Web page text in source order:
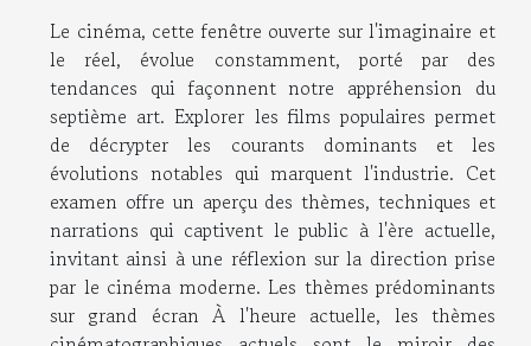
Le cinéma, cette fenêtre ouverte sur l'imaginaire et
le réel, évolue constamment, porté par des
tendances qui façonnent notre appréhension du
septième art. Explorer les films populaires permet
de décrypter les courants dominants et les
évolutions notables qui marquent l'industrie. Cet
examen offre un aperçu des thèmes, techniques et
narrations qui captivent le public à l'ère actuelle,
invitant ainsi à une réflexion sur la direction prise
par le cinéma moderne. Les thèmes prédominants
sur grand écran À l'heure actuelle, les thèmes